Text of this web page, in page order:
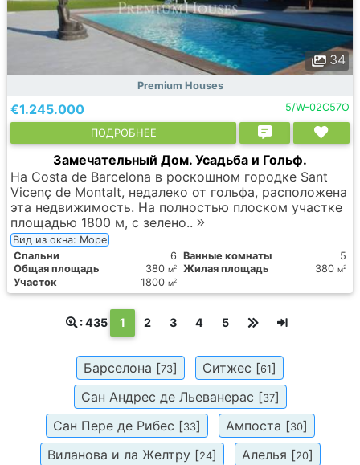
34
Premium Houses
€1.245.000 5/W-02C57O
ПОДРОБНЕЕ
Замечательный Дом. Усадьба и Гольф.
На Costa de Barcelona в роскошном городке Sant
Vicenç de Montalt, недалеко от гольфа, расположена
эта недвижимость. На полностью плоском участке
площадью 1800 м, с зелено..
Вид из окна: Море
Спальни
6 Ванные комнаты
5
Общая площадь
380 м2 Жилая площадь 380 м2
Участок 1800 м2
: 435 1 (текущая)
2 3 4 5
Барселона [73] Ситжес [61]
Сан Андрес де Льеванерас [37]
Сан Пере де Рибес [33] Ампоста [30]
Виланова и ла Желтру [24] Алелья [20]